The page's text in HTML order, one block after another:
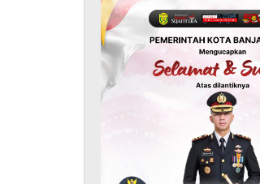
Dinas PUPR Kalsel Pembangunan
Tindak Lanjut
Pascakecelakaan
Pemerintah Janji
Tingkatkan
Keselamatan Jalan
Alternatif